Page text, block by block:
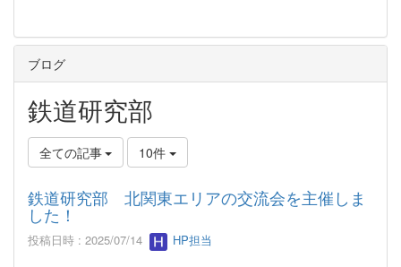
ブログ
鉄道研究部
全ての記事 10件
鉄道研究部 北関東エリアの交流会を主催しま
した！
投稿日時 : 2025/07/14 HP担当